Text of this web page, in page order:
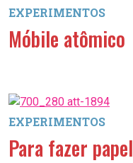
EXPERIMENTOS
Móbile atômico
EXPERIMENTOS
Para fazer papel